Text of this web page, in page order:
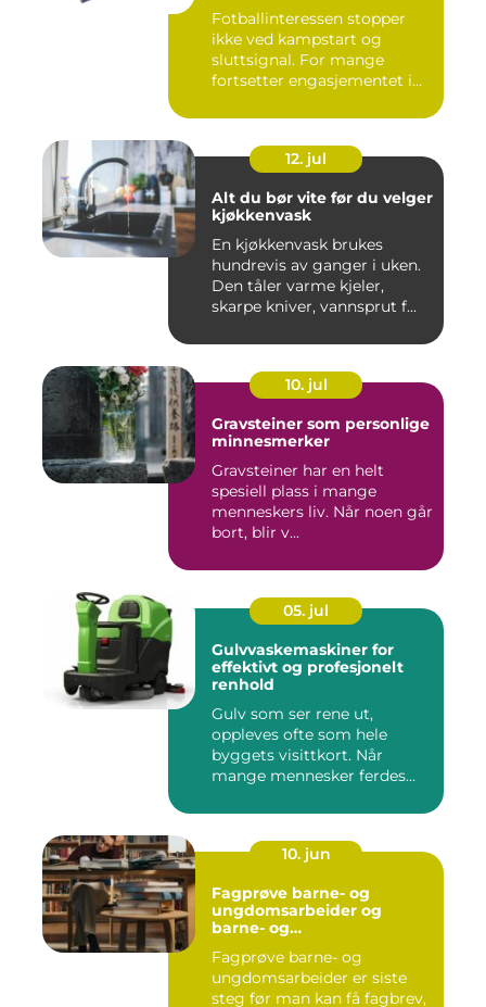
Fotballinteressen stopper
ikke ved kampstart og
sluttsignal. For mange
fortsetter engasjementet i
12. jul
Alt du bør vite før du velger
kjøkkenvask
En kjøkkenvask brukes
hundrevis av ganger i uken.
Den tåler varme kjeler,
skarpe kniver, vannsprut f...
10. jul
Gravsteiner som personlige
minnesmerker
Gravsteiner har en helt
spesiell plass i mange
menneskers liv. Når noen går
bort, blir v...
05. jul
Gulvvaskemaskiner for
effektivt og profesjonelt
renhold
Gulv som ser rene ut,
oppleves ofte som hele
byggets visittkort. Når
mange mennesker ferdes
10. jun
Fagprøve barne- og
ungdomsarbeider og
barne- og
– veien til fagbrev
Fagprøve barne- og
ungdomsarbeider er siste
steg før man kan få fagbrev,